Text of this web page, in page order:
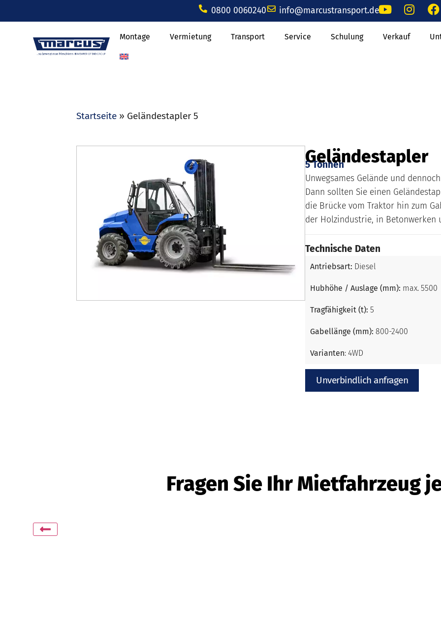
0800 0060240 info@marcustransport.de
Montage Vermietung Transport Service Schulung Verkauf
Startseite» Geländestapler 5
Geländestapler
5 Tonnen
Unwegsames Gelände und
Dann sollten Sie einen
die Brücke vom Traktor hin zum
der Holzindustrie, in Betonwerken
Technische Daten
Antriebsart: Diesel
Hubhöhe / Auslage (mm): max. 5500
Tragfähigkeit (t):5
Gabellänge (mm):800-2400
Varianten: 4WD
Unverbindlich anfragen
Fragen Sie Ihr Mietfahrzeug